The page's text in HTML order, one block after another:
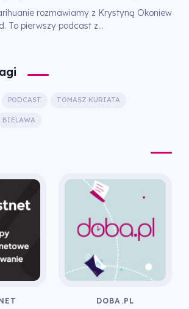
rozmawiamy z Krystyną Okoniew
To pierwszy podcast z...
PODCAST TOMASZ KURIATA
BIELAWA
DOBA.PL